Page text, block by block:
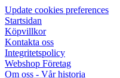
Update cookies preferences
Startsidan
Köpvillkor
Kontakta oss
Integritetspolicy
Webshop Företag
Om oss - Vår historia